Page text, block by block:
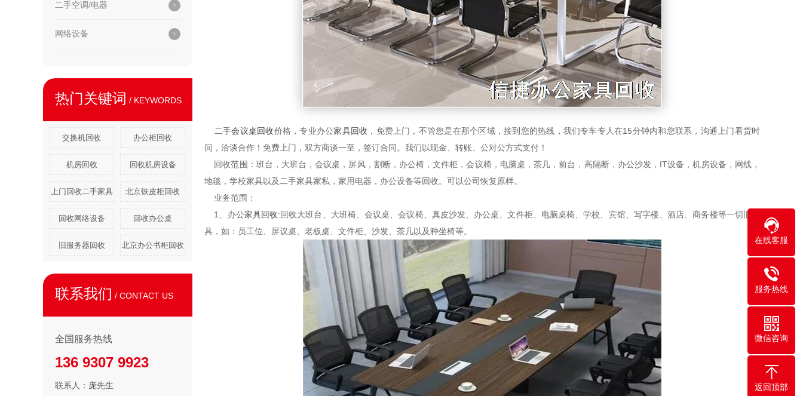
二手空调/电器
网络设备
热门关键词 / KEYWORDS
交换机回收 办公柜回收
机房回收 回收机房设备
上门回收二手家具 北京铁皮柜回收
回收网络设备 回收办公桌
旧服务器回收 北京办公书柜回收
联系我们 / CONTACT US
全国服务热线
136 9307 9923
联系人： 庞先生
二手会议桌回收价格，专业办公家具回收 ，免费上门，不管您是在那个区域，接到您的热线，我们专车专人在15分钟内和您联系，沟通上门看货时
间，洽谈合作！免费上门，双方商谈一至，签订合同。我们以现金、转账、公对公方式支付！
回收范围：班台，大班台，会议桌，屏风，割断，办公椅，文件柜，会议椅，电脑桌，茶几，前台，高隔断，办公沙发，IT设备，机房设备，网线，
地毯，学校家具以及二手家具家私，家用电器，办公设备等回收。可以公司恢复原样。
业务范围：
1、办公家具回收:回收大班台、大班椅、会议桌、会议椅、真皮沙发、办公桌、文件柜、电脑桌椅、学校、宾馆、写字楼、酒店、商务楼等一切旧家
具，如：员工位、屏议桌、老板桌、文件柜、沙发、茶几以及种坐椅等。
在线客服
服务热线
微信咨询
返回顶部